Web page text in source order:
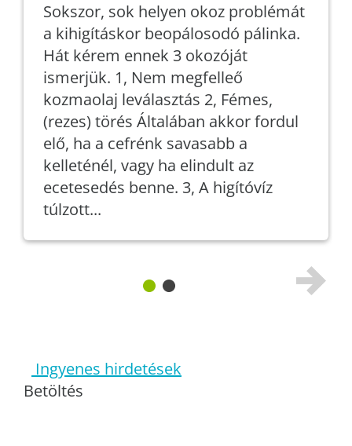
Sokszor, sok helyen okoz problémát
a kihigításkor beopálosodó pálinka.
Hát kérem ennek 3 okozóját
ismerjük. 1, Nem megfelleő
kozmaolaj leválasztás 2, Fémes,
(rezes) törés Általában akkor fordul
elő, ha a cefrénk savasabb a
kelleténél, vagy ha elindult az
ecetesedés benne. 3, A higítóvíz
túlzott...
Ingyenes hirdetések
Betöltés